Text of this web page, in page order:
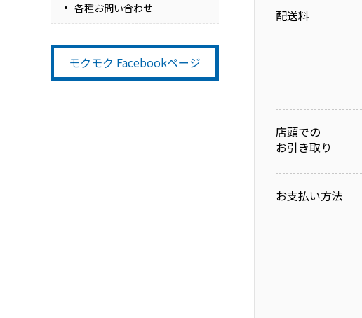
各種お問い合わせ
モクモク Facebookページ
配送料
店頭での
お引き取り
お支払い方法